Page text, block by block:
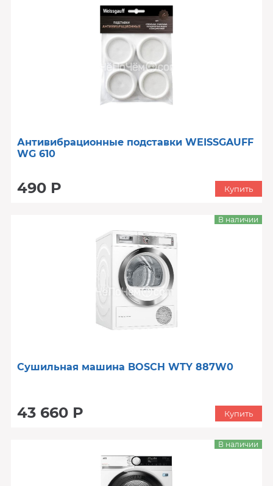
Антивибрационные подставки WEISSGAUFF
WG 610
490 Р Купить
Сушильная машина BOSCH WTY 887W0
43 660 Р
В наличии
Купить
В наличии